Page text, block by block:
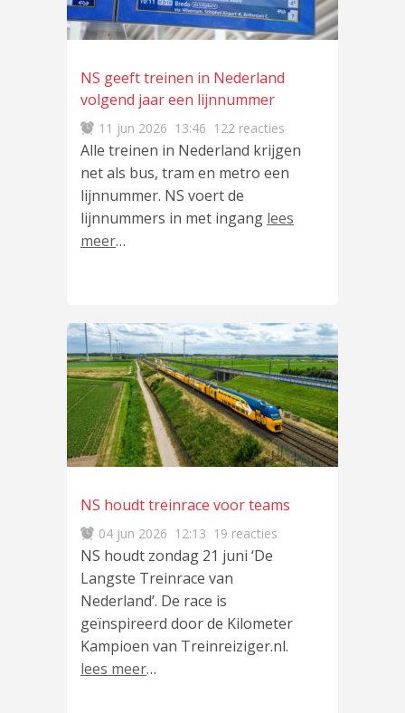
NS geeft treinen in Nederland
volgend jaar een lijnnummer
11 jun 2026 13:46 122 reacties
Alle treinen in Nederland krijgen
net als bus, tram en metro een
lijnnummer. NS voert de
lijnnummers in met ingang lees
meer…
NS houdt treinrace voor teams
04 jun 2026 12:13 19 reacties
NS houdt zondag 21 juni ‘De
Langste Treinrace van
Nederland’. De race is
geïnspireerd door de Kilometer
Kampioen van Treinreiziger.nl.
lees meer…